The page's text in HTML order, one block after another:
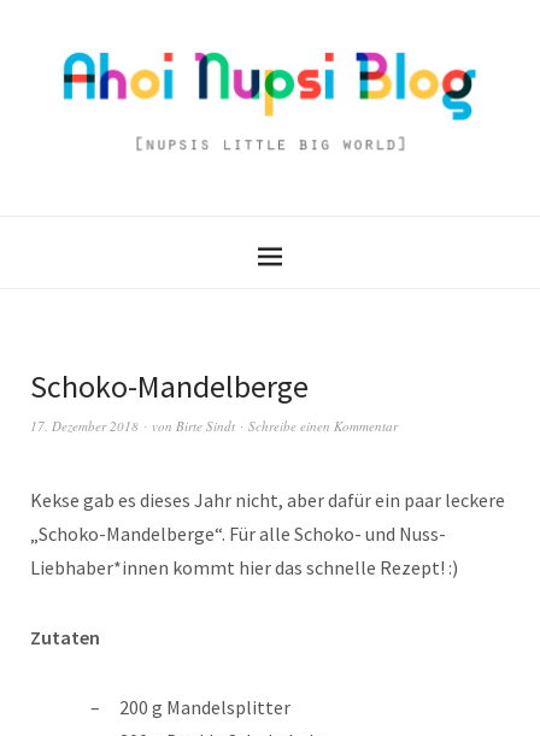
Schoko-Mandelberge
17. Dezember 2018 von Birte Sindt Schreibe einen Kommentar
Kekse gab es dieses Jahr nicht, aber dafür ein paar leckere
„Schoko-Mandelberge“. Für alle Schoko- und Nuss-
Liebhaber*innen kommt hier das schnelle Rezept! :)
Zutaten
200 g Mandelsplitter